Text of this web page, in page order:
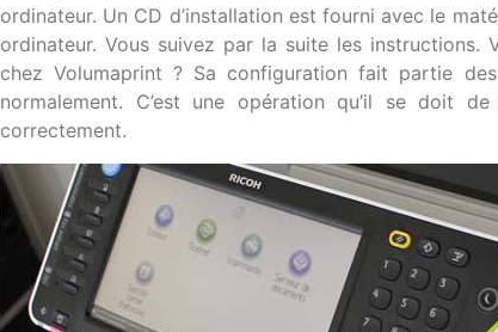
ordinateur. Un CD d’installation est fourni avec le
ordinateur. Vous suivez par la suite les instructions.
chez Volumaprint ? Sa configuration fait partie
normalement. C’est une opération qu’il se doit
correctement.